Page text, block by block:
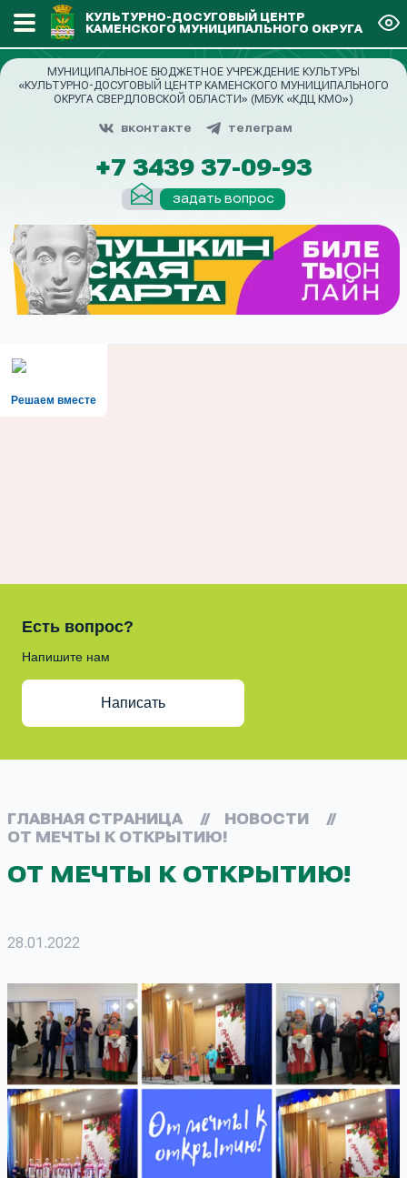
КУЛЬТУРНО-ДОСУГОВЫЙ ЦЕНТР
КАМЕНСКОГО МУНИЦИПАЛЬНОГО ОКРУГА
МУНИЦИПАЛЬНОЕ БЮДЖЕТНОЕ УЧРЕЖДЕНИЕ КУЛЬТУРЫ
«КУЛЬТУРНО-ДОСУГОВЫЙ ЦЕНТР КАМЕНСКОГО МУНИЦИПАЛЬНОГО
ОКРУГА СВЕРДЛОВСКОЙ ОБЛАСТИ» (МБУК «КДЦ КМО»)
вконтакте телеграм
+7 3439 37-09-93
задать вопрос
Решаем вместе
Есть вопрос?
Напишите нам
Написать
ГЛАВНАЯ СТРАНИЦА // НОВОСТИ
//
ОТ МЕЧТЫ К ОТКРЫТИЮ!
ОТ МЕЧТЫ К ОТКРЫТИЮ!
28.01.2022